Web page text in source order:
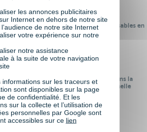
000
100% des formations réalisables en
digital learning
au
24 ans d'expérience dans la
formation professionnelle
les annonces publicitaires
Internet en dehors de notre site
de notre site Internet
votre expérience sur notre
notre assistance
à la suite de votre navigation
informations sur les traceurs et
sont disponibles sur la page
de confidentialité. Et les
sur la collecte et l’utilisation de
personnelles par Google sont
accessibles sur ce lien